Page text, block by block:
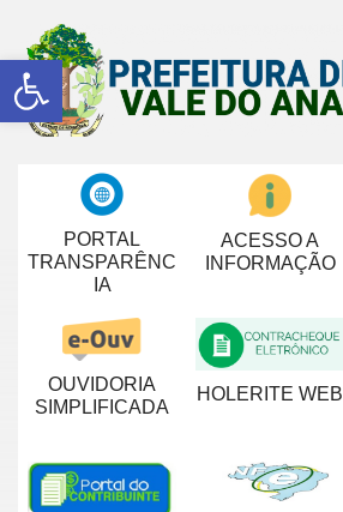
Abrir a barra de ferramentas
PORTAL
TRANSPARÊNC
IA
ACESSO A
INFORMAÇÃO
OUVIDORIA
SIMPLIFICADA
HOLERITE WEB